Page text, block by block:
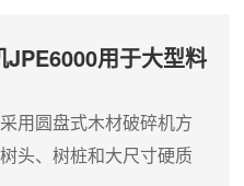
输送和燃烧利用。在大
大型圆盘式木材破碎
25～35吨/小时，适合连
用于大型料
用圆盘式木材破碎机方
头、树桩和大尺寸硬质